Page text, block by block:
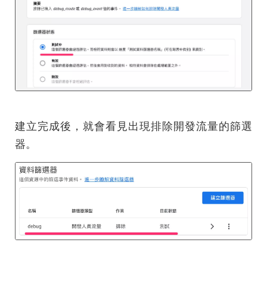
建立完成後，就會看見出現排除開發流量的篩選
器。